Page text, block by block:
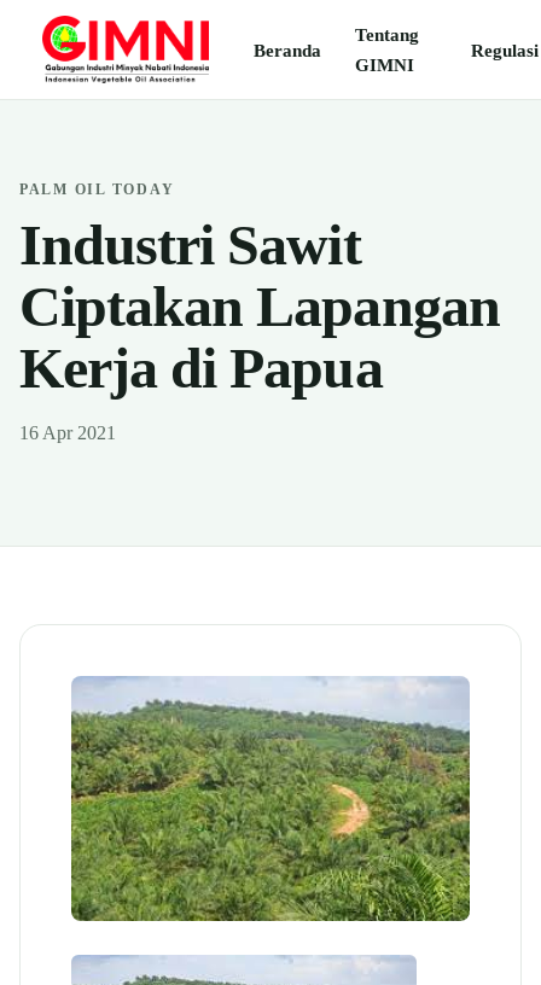
Beranda
Tentang
GIMNI
Regulasi
PALM OIL TODAY
Industri Sawit
Ciptakan Lapangan
Kerja di Papua
16 Apr 2021